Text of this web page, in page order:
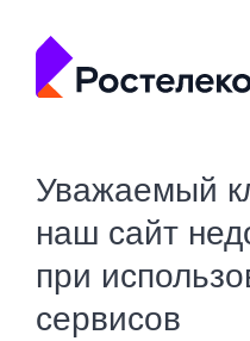
Уважаемый
наш сайт
при
сервисов